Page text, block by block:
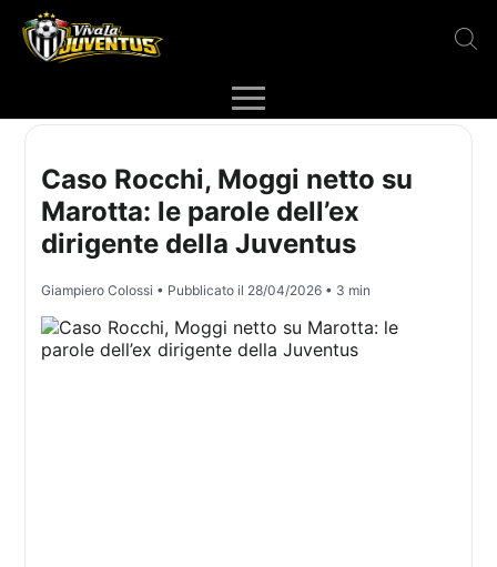
Caso Rocchi, Moggi netto su
Marotta: le parole dell’ex
dirigente della Juventus
Giampiero Colossi • Pubblicato il 28/04/2026 • 3 min